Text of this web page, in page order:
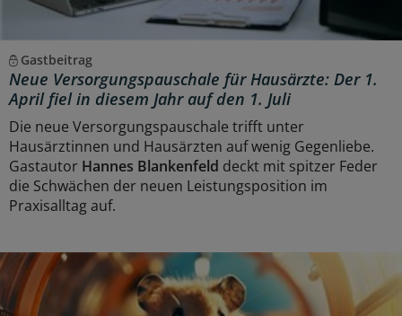
Gastbeitrag
Neue Versorgungspauschale für Hausärzte: Der 1.
April fiel in diesem Jahr auf den 1. Juli
Die neue Versorgungspauschale trifft unter
Hausärztinnen und Hausärzten auf wenig Gegenliebe.
Gastautor Hannes Blankenfeld deckt mit spitzer Feder
die Schwächen der neuen Leistungsposition im
Praxisalltag auf.